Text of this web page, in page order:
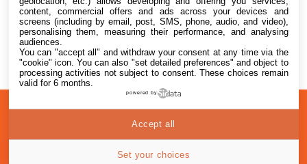
A
Confidentialité
© 2012-2026
content, commercial offers and ads across your devices and
screens (including by email, post, SMS, phone, audio, and video),
personalising them, measuring their performance, and analysing
audiences.
You can "accept all" and withdraw your consent at any time via the
"cookie" icon. You can also "set detailed preferences" and object to
processing activities not subject to consent. These choices remain
valid for 6 months.
powered by
Set your choices
Accept all